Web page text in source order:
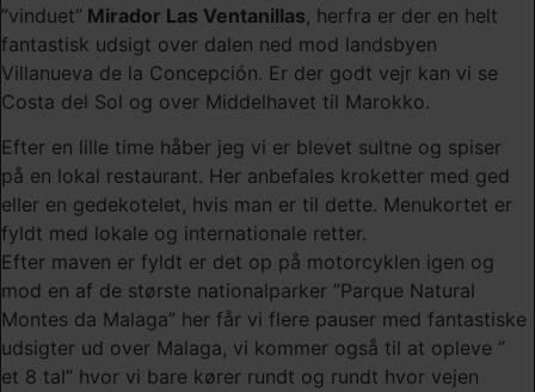
”vinduet” Mirador Las Ventanillas, herfra er der en helt
fantastisk udsigt over dalen ned mod landsbyen
Villanueva de la Concepción. Er der godt vejr kan vi se
Costa del Sol og over Middelhavet til Marokko.
Efter en lille time håber jeg vi er blevet sultne og spiser
på en lokal restaurant. Her anbefales kroketter med ged
eller en gedekotelet, hvis man er til dette. Menukortet er
fyldt med lokale og internationale retter.
Efter maven er fyldt er det op på motorcyklen igen og
mod en af de største nationalparker ”Parque Natural
Montes da Malaga” her får vi flere pauser med fantastiske
udsigter ud over Malaga, vi kommer også til at opleve ”
et 8 tal” hvor vi bare kører rundt og rundt hvor vejen